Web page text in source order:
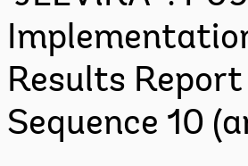
Results Report
Sequence 10